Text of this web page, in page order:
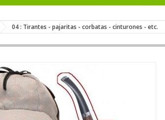
04 : Tirantes - pajaritas - corbatas - cinturones - etc.